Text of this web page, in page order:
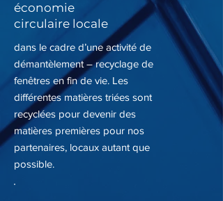
économie
circulaire locale
dans le cadre d’une activité de
démantèlement – recyclage de
fenêtres en fin de vie. Les
différentes matières triées sont
recyclées pour devenir des
matières premières pour nos
partenaires, locaux autant que
possible.